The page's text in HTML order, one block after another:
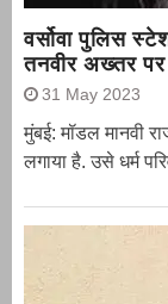
वर्सोवा पुलिस
तनवीर अख्तर
31 May 2023
मुंबई: मॉडल मानवी
लगाया है. उसे धर्म